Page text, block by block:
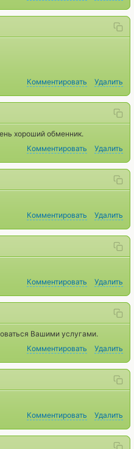
Комментировать Удалить
хороший обменник.
Комментировать Удалить
Комментировать Удалить
Комментировать Удалить
Вашими услугами.
Комментировать Удалить
Комментировать Удалить